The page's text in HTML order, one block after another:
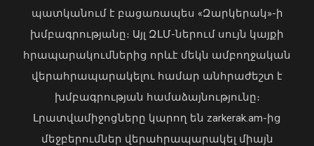
Դատախազությունն
սեփականության իրավունքով
պատկանող մարզադպրոցի
պատկանում է բացառապես «Զարկերակ»-ի
խմբագրությանը։ Այլ ԶԼՄ-ներում սույն կայքի
հրապարակումներից որևէ մեկն ամբողջական
վերահրապարակելու համար անհրաժեշտ է
խմբագրության համաձայնությունը։
Լրատվամիջոցները կարող են zarkerak.am-ից
մեջբերումներ վերահրապարակել միայն